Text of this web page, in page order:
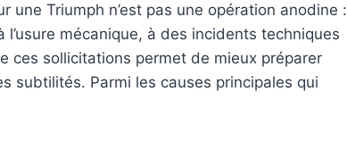
une Triumph n’est pas une opération anodine :
mécanique, à des incidents techniques
ces sollicitations permet de mieux préparer
subtilités. Parmi les causes principales qui